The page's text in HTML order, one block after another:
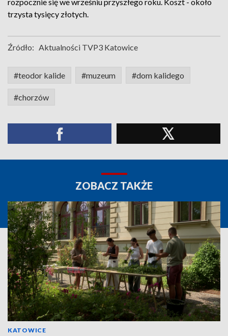
trzysta tysięcy złotych.
Źródło: Aktualności TVP3 Katowice
#teodor kalide #muzeum #dom kalidego
#chorzów
ZOBACZ TAKŻE
KATOWICE